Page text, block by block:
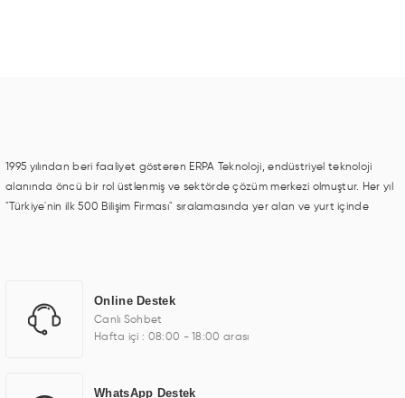
1995 yılından beri faaliyet gösteren ERPA Teknoloji, endüstriyel teknoloji
alanında öncü bir rol üstlenmiş ve sektörde çözüm merkezi olmuştur. Her yıl
"Türkiye'nin ilk 500 Bilişim Firması" sıralamasında yer alan ve yurt içinde
markası altında kendi ürettiği ürünlerde kullanmıştır. Günümüzde TOCHI;
videowall, digital signage, kiosk, totem, akıllı durak ekranı, araç içi ekran,
asansör ekranı, digital menüboard, marin ekran, medikal ekran, savunma
endüstriyel ekranlar, kapı önü bilgi ekranları, panel PC, endüstriyel Panel
Online Destek
Canlı Sohbet
Hafta içi : 08:00 - 18:00 arası
WhatsApp Destek